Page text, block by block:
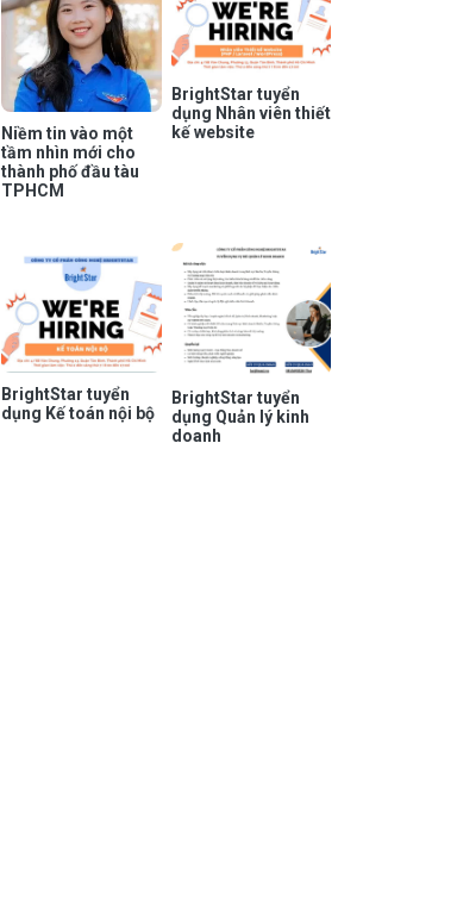
Niềm tin vào một
tầm nhìn mới cho
thành phố đầu tàu
TPHCM
BrightStar tuyển
dụng Nhân viên thiết
kế website
BrightStar tuyển
dụng Kế toán nội bộ
BrightStar tuyển
dụng Quản lý kinh
doanh